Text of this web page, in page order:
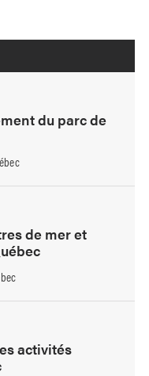
du parc de
de mer et
activités